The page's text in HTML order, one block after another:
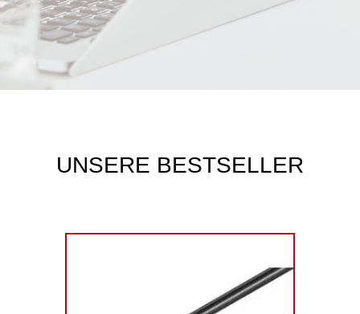
UNSERE BESTSELLER